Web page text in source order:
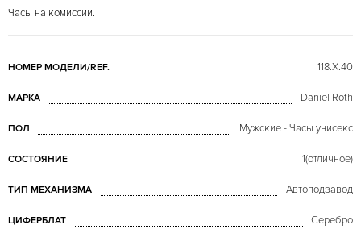
Часы на комиссии.
НОМЕР МОДЕЛИ/REF. 118.X.40
МАРКА Daniel Roth
ПОЛ Мужские - Часы унисекс
СОСТОЯНИЕ 1(отличное)
ТИП МЕХАНИЗМА Автоподзавод
ЦИФЕРБЛАТ Серебро